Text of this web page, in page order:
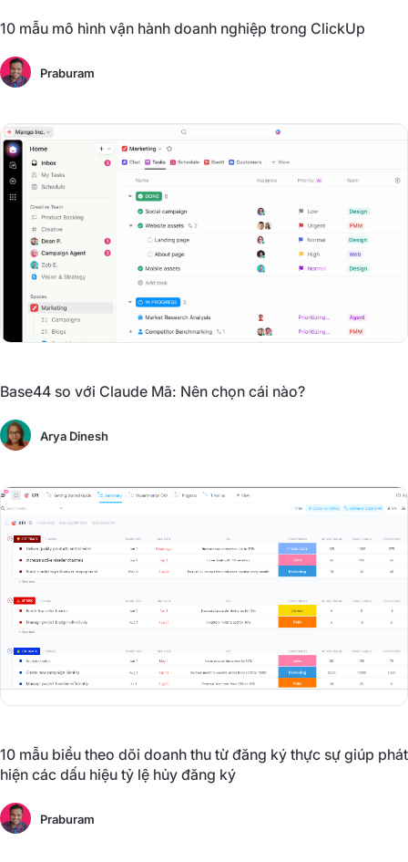
10 mẫu mô hình vận hành doanh nghiệp trong ClickUp
Praburam
Base44 so với Claude Mã: Nên chọn cái nào?
Arya Dinesh
10 mẫu biểu theo dõi doanh thu từ đăng ký thực sự giúp phát
hiện các dấu hiệu tỷ lệ hủy đăng ký
Praburam